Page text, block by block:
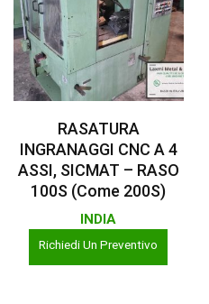
RASATURA
INGRANAGGI CNC A 4
ASSI, SICMAT – RASO
100S (Come 200S)
INDIA
Richiedi Un Preventivo